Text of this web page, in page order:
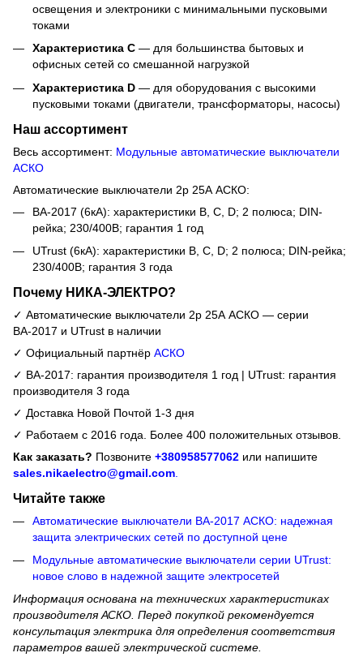
освещения и электроники с минимальными пусковыми
токами
Характеристика C — для большинства бытовых и
офисных сетей со смешанной нагрузкой
Характеристика D — для оборудования с высокими
пусковыми токами (двигатели, трансформаторы, насосы)
Наш ассортимент
Весь ассортимент: Модульные автоматические выключатели
АСКО
Автоматические выключатели 2р 25А АСКО:
ВА-2017 (6кА): характеристики B, C, D; 2 полюса; DIN-
рейка; 230/400В; гарантия 1 год
UTrust (6кА): характеристики B, C, D; 2 полюса; DIN-рейка;
230/400В; гарантия 3 года
Почему НИКА-ЭЛЕКТРО?
✓ Автоматические выключатели 2р 25А АСКО — серии
ВА-2017 и UTrust в наличии
✓ Официальный партнёр АСКО
✓ ВА-2017: гарантия производителя 1 год | UTrust: гарантия
производителя 3 года
✓ Доставка Новой Почтой 1-3 дня
✓ Работаем с 2016 года. Более 400 положительных отзывов.
Как заказать? Позвоните +380958577062 или напишите
sales.nikaelectro@gmail.com
Читайте также
Автоматические выключатели ВА-2017 АСКО: надежная
защита электрических сетей по доступной цене
Модульные автоматические выключатели серии UTrust:
новое слово в надежной защите электросетей
Информация основана на технических характеристиках
производителя АСКО. Перед покупкой рекомендуется
консультация электрика для определения соответствия
параметров вашей электрической системе.